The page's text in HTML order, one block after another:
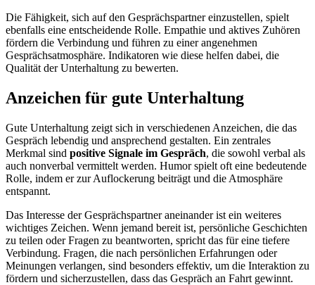
Die Fähigkeit, sich auf den Gesprächspartner einzustellen, spielt
ebenfalls eine entscheidende Rolle. Empathie und aktives Zuhören
fördern die Verbindung und führen zu einer angenehmen
Gesprächsatmosphäre. Indikatoren wie diese helfen dabei, die
Qualität der Unterhaltung zu bewerten.
Anzeichen für gute Unterhaltung
Gute Unterhaltung zeigt sich in verschiedenen Anzeichen, die das
Gespräch lebendig und ansprechend gestalten. Ein zentrales
Merkmal sind positive Signale im Gespräch, die sowohl verbal als
auch nonverbal vermittelt werden. Humor spielt oft eine bedeutende
Rolle, indem er zur Auflockerung beiträgt und die Atmosphäre
entspannt.
Das Interesse der Gesprächspartner aneinander ist ein weiteres
wichtiges Zeichen. Wenn jemand bereit ist, persönliche Geschichten
zu teilen oder Fragen zu beantworten, spricht das für eine tiefere
Verbindung. Fragen, die nach persönlichen Erfahrungen oder
Meinungen verlangen, sind besonders effektiv, um die Interaktion zu
fördern und sicherzustellen, dass das Gespräch an Fahrt gewinnt.